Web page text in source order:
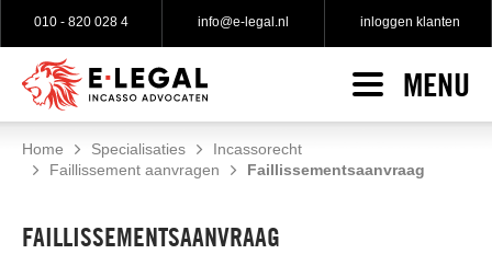
010 - 820 028 4 info@e-legal.nl inloggen klanten
MENU
HOME
INCASSO
No cure no pay incasso
Home Specialisaties
Incassorecht
Faillissement aanvragen
Faillissementsaanvraag
FAILLISSEMENTSAANVRAAG